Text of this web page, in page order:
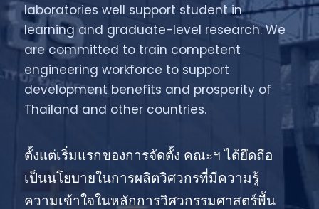
laboratories well support student in
learning and graduate-level research. We
are committed to train competent
engineering workforce to support
development benefits and prosperity of
Thailand and other countries.
ตั้งแต่เริ่มแรกของการจัดตั้ง คณะฯ ได้ยึดถือ
เป็นนโยบายในการผลิตวิศวกรที่มีความรู้
ความเข้าใจในหลักการวิศวกรรมศาสตร์พื้น